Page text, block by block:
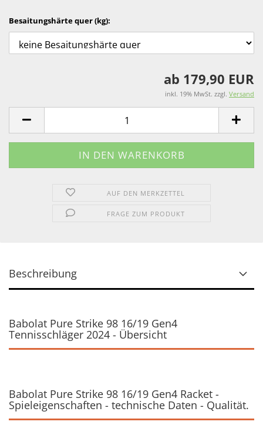
Besaitungshärte quer (kg):
ab 179,90 EUR
inkl. 19% MwSt. zzgl. Versand
AUF DEN MERKZETTEL
FRAGE ZUM PRODUKT
Beschreibung
Babolat Pure Strike 98 16/19 Gen4
Tennisschläger 2024 - Übersicht
Babolat Pure Strike 98 16/19 Gen4 Racket -
Spieleigenschaften - technische Daten - Qualität.